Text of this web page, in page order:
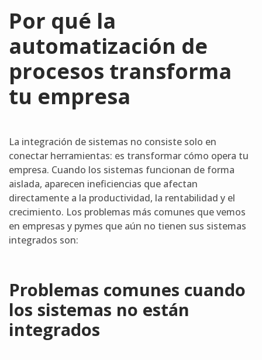
Por qué la
automatización de
procesos transforma
tu empresa
La integración de sistemas no consiste solo en
conectar herramientas: es transformar cómo opera tu
empresa. Cuando los sistemas funcionan de forma
aislada, aparecen ineficiencias que afectan
directamente a la productividad, la rentabilidad y el
crecimiento. Los problemas más comunes que vemos
en empresas y pymes que aún no tienen sus sistemas
integrados son:
Problemas comunes cuando
los sistemas no están
integrados